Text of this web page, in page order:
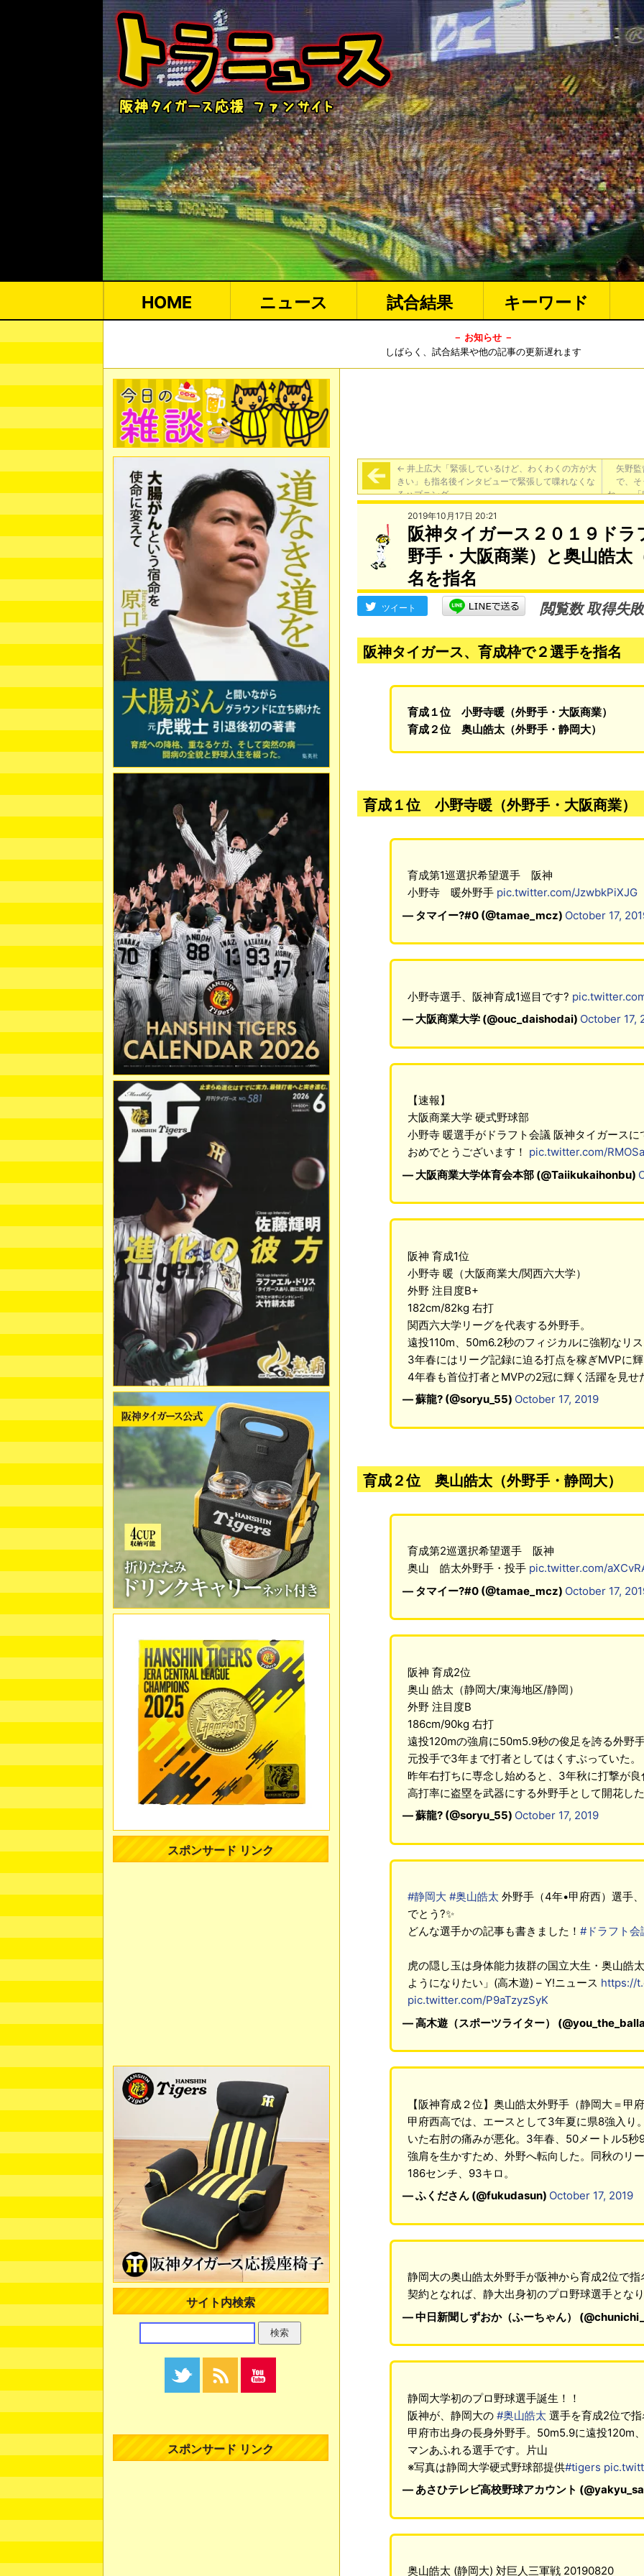
HOME ニュース 試合結果 キーワード
－ お知らせ －
しばらく、試合結果や他の記事の更新遅れます
← 井上広大「緊張しているけど、わくわくの方が大
きい」も指名後インタビューで緊張して喋れなくな
るハプニング
矢野
で、
ね。」「
がどうし
2019年10月17日 20:21
阪神タイガース２０１９ド
野手・大阪商業）と奥山皓太
名を指名
ツイート 閲覧数 取得失敗
阪神タイガース、育成枠で２選手を指名
育成１位 小野寺暖（外野手・大阪商業）
育成２位 奥山皓太（外野手・静岡大）
育成１位 小野寺暖（外野手・大阪商業）
育成第1巡選択希望選手 阪神
小野寺 暖外野手 pic.twitter.com/JzwbkPiXJG
— タマイー?#0 (@tamae_mcz) October 17,
小野寺選手、阪神育成1巡目です?
— 大阪商業大学 (@ouc_daishodai) October 17,
【速報】
大阪商業大学 硬式野球部
小野寺 暖選手がドラフト会議 阪神タイガース
おめでとうございます！ pic.twitter.com/
— 大阪商業大学体育会本部 (@Taiikukaihonbu)
阪神 育成1位
小野寺 暖（大阪商業大/関西六大学）
外野 注目度B+
182cm/82kg 右打
関西六大学リーグを代表する外野手。
遠投110m、50m6.2秒のフィジカルに強靭なリ
3年春にはリーグ記録に迫る打点を稼ぎMVPに
4年春も首位打者とMVPの2冠に輝く活躍を見せ
— 蘇龍? (@soryu_55) October 17, 2019
育成２位 奥山皓太（外野手・静岡大）
育成第2巡選択希望選手 阪神
奥山 皓太外野手・投手 pic.twitter.com/
— タマイー?#0 (@tamae_mcz) October 17,
阪神 育成2位
奥山 皓太（静岡大/東海地区/静岡）
外野 注目度B
186cm/90kg 右打
遠投120mの強肩に50m5.9秒の俊足を誇る外野
元投手で3年まで打者としてはくすぶっていた。
昨年右打ちに専念し始めると、3年秋に打撃が良
高打率に盗塁を武器にする外野手として開花し
— 蘇龍? (@soryu_55) October 17, 2019
#静岡大 #奥山皓太 外野手（4年•甲府西）選手
でとう?✨
どんな選手かの記事も書きました！ #ドラフト会
虎の隠し玉は身体能力抜群の国立大生・奥山皓
ようになりたい」(高木遊) – Y!ニュース https://
pic.twitter.com/P9aTzyzSyK
— 高木遊（スポーツライター）
【阪神育成２位】奥山皓太外野手（静岡大＝甲
甲府西高では、エースとして3年夏に県8強入り
いた右肘の痛みが悪化。3年春、50メートル5
強肩を生かすため、外野へ転向した。同秋のリ
186センチ、93キロ。
— ふくださん (@fukudasun) October 17, 2019
静岡大の奥山皓太外野手が阪神から育成2位で
契約となれば、静大出身初のプロ野球選手とな
— 中日新聞しずおか（ふーちゃん）
静岡大学初のプロ野球選手誕生！！
阪神が、静岡大の #奥山皓太 選手を育成2位で
甲府市出身の長身外野手。50m5.9に遠投120m
マンあふれる選手です。片山
※写真は静岡大学硬式野球部提供#tigers
— あさひテレビ高校野球アカウント
奥山皓太 (静岡大) 対巨人三軍戦 20190820
スポンサード リンク
サイト内検索
スポンサード リンク